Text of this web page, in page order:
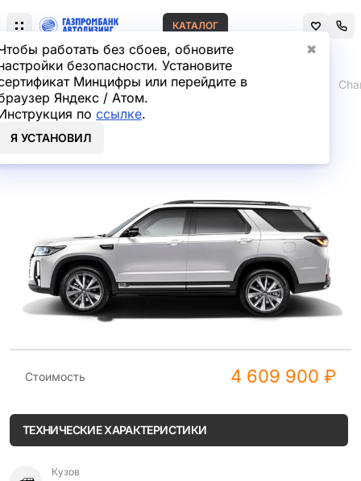
работать без сбоев, обновите
безопасности. Установите
Минцифры или перейдите в
Яндекс / Атом.
по ссылке.
Я УСТАНОВИЛ
✖
КАТАЛОГ
Главная Лизинг легковых автомобилей
Changan CS95 в лизинг
Стоимость 4 609 900 ₽
ТЕХНИЧЕСКИЕ ХАРАКТЕРИСТИКИ
Кузов